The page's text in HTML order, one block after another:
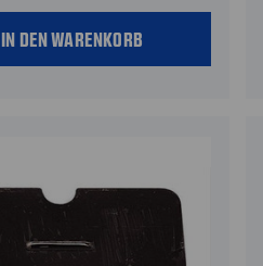
IN DEN WARENKORB